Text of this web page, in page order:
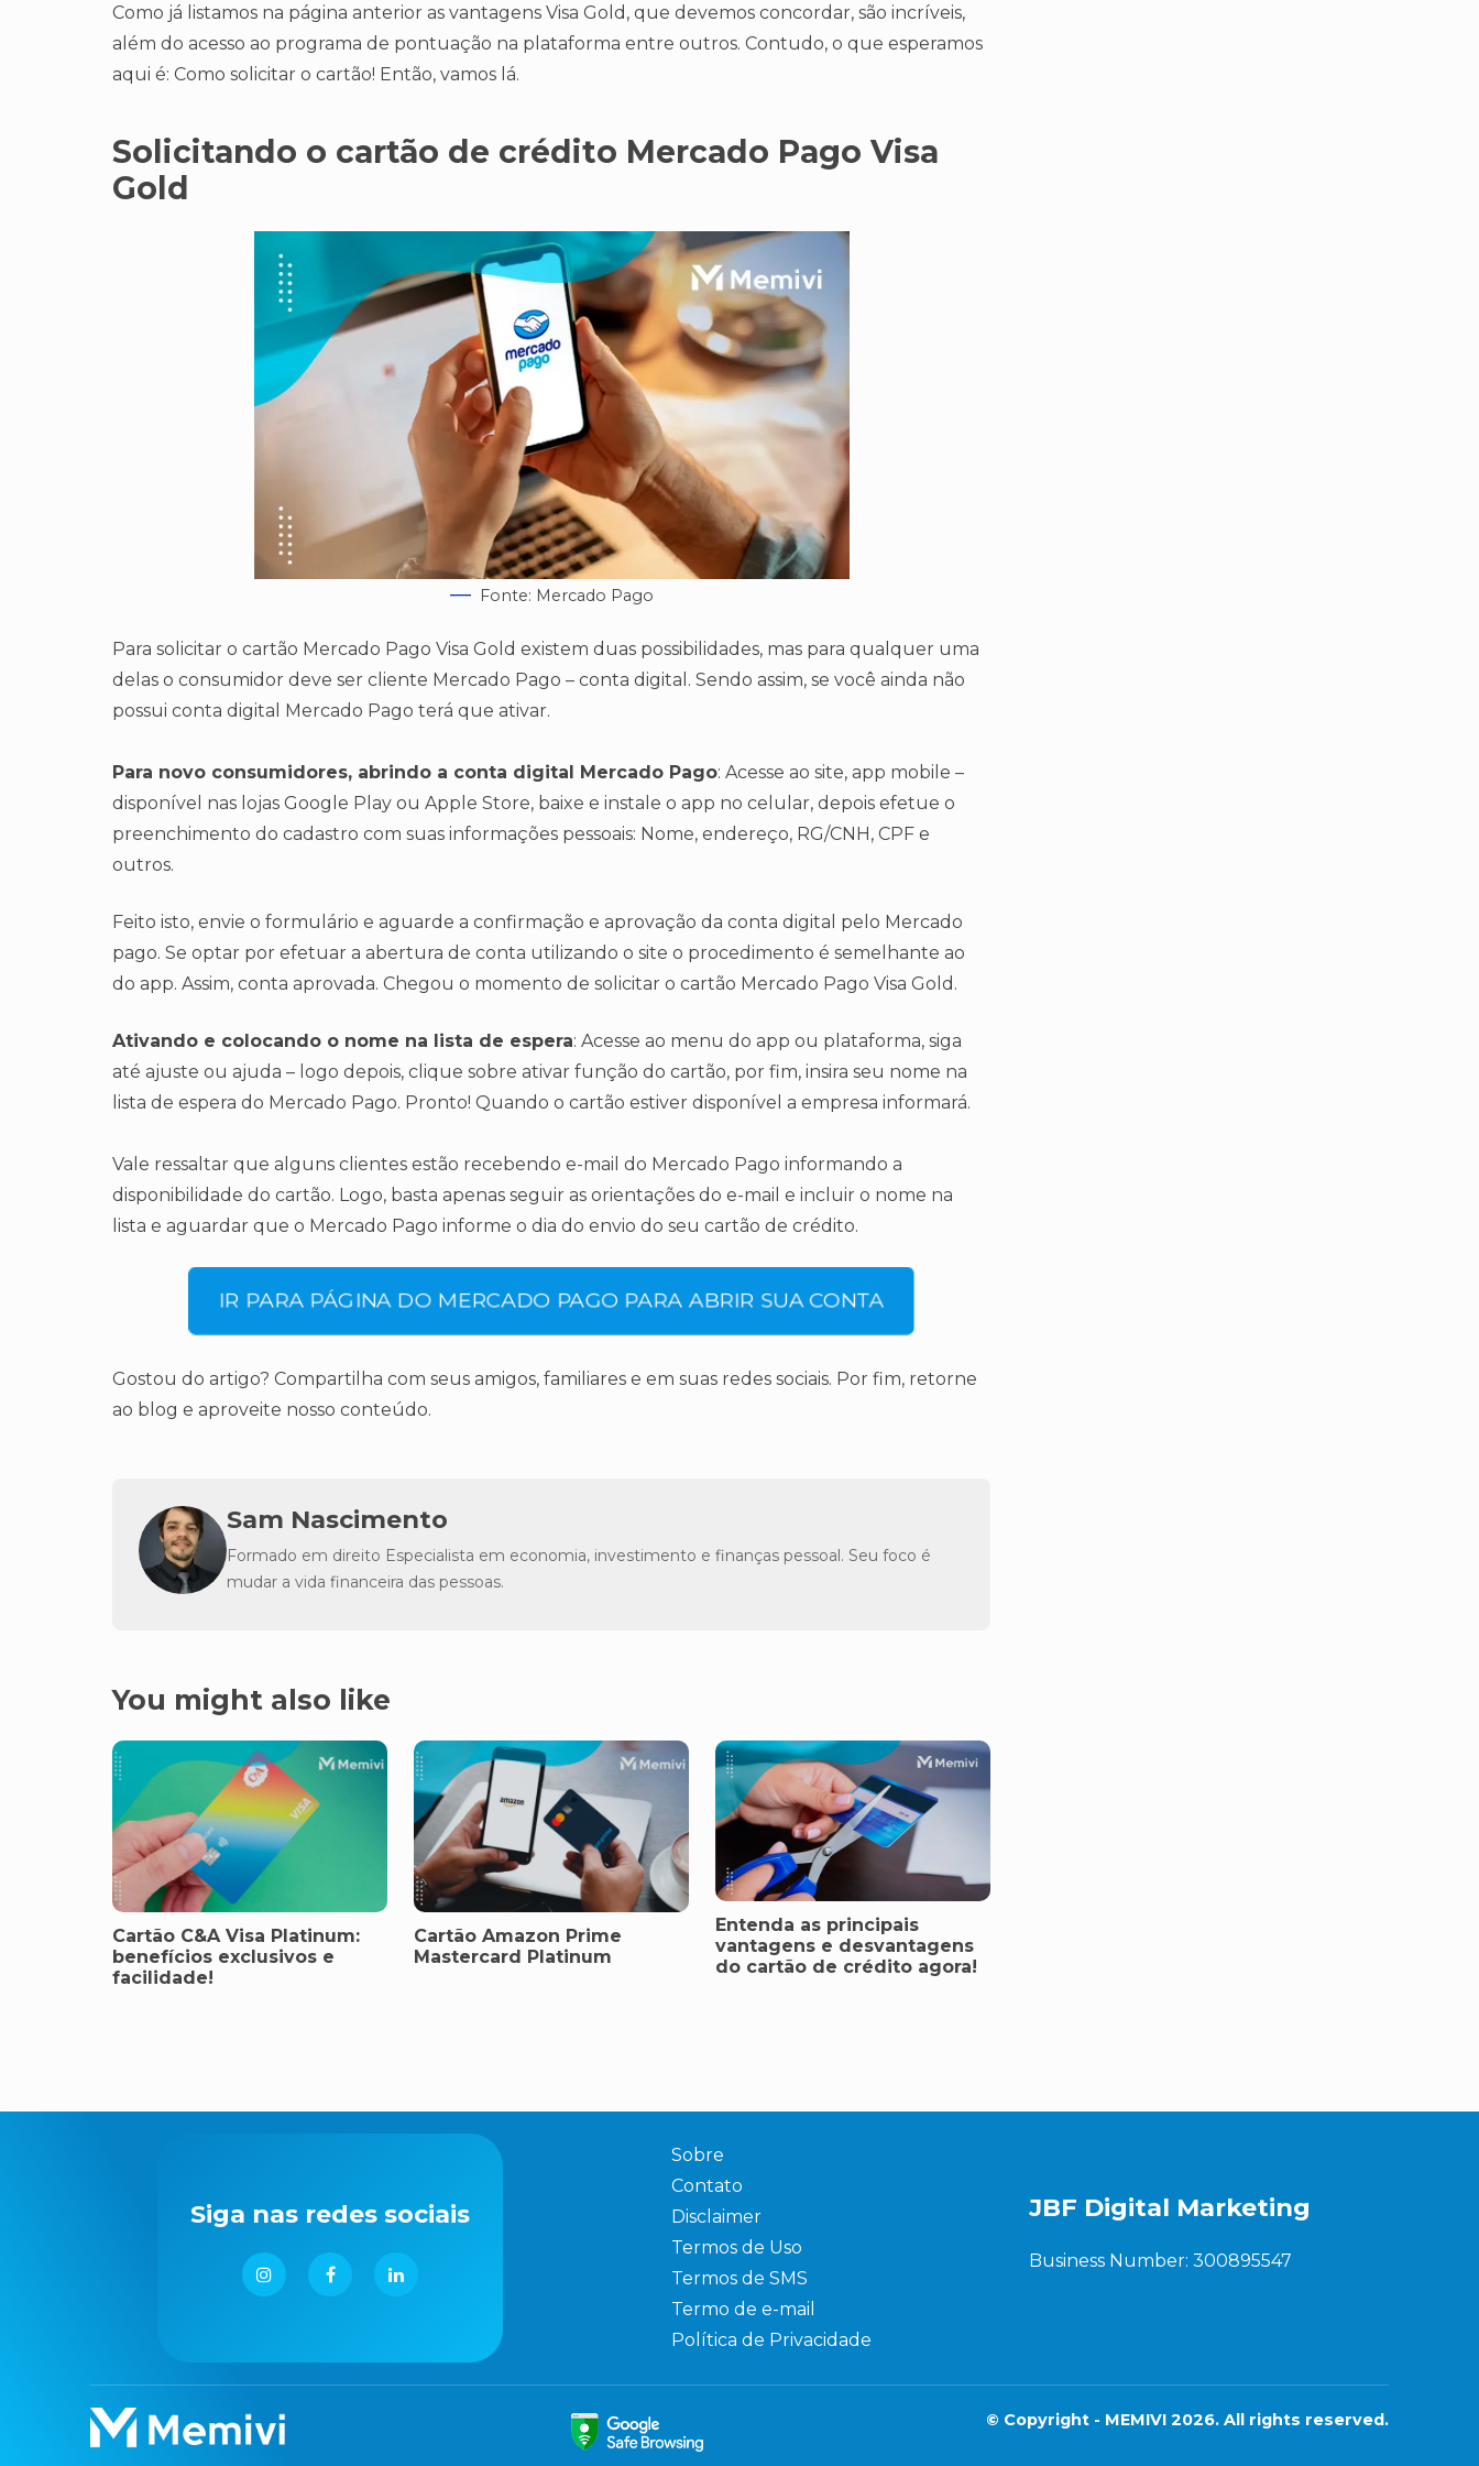
Como já listamos na página anterior as vantagens Visa Gold, que devemos concordar, são incríveis,
além do acesso ao programa de pontuação na plataforma entre outros. Contudo, o que esperamos
aqui é: Como solicitar o cartão! Então, vamos lá.
Solicitando o cartão de crédito Mercado Pago Visa
Gold
Fonte: Mercado Pago
Para solicitar o cartão Mercado Pago Visa Gold existem duas possibilidades, mas para qualquer uma
delas o consumidor deve ser cliente Mercado Pago – conta digital. Sendo assim, se você ainda não
possui conta digital Mercado Pago terá que ativar.
Para novo consumidores, abrindo a conta digital Mercado Pago: Acesse ao site, app mobile –
disponível nas lojas Google Play ou Apple Store, baixe e instale o app no celular, depois efetue o
preenchimento do cadastro com suas informações pessoais: Nome, endereço, RG/CNH, CPF e
outros.
Feito isto, envie o formulário e aguarde a confirmação e aprovação da conta digital pelo Mercado
pago. Se optar por efetuar a abertura de conta utilizando o site o procedimento é semelhante ao
do app. Assim, conta aprovada. Chegou o momento de solicitar o cartão Mercado Pago Visa Gold.
Ativando e colocando o nome na lista de espera: Acesse ao menu do app ou plataforma, siga
até ajuste ou ajuda – logo depois, clique sobre ativar função do cartão, por fim, insira seu nome na
lista de espera do Mercado Pago. Pronto! Quando o cartão estiver disponível a empresa informará.
Vale ressaltar que alguns clientes estão recebendo e-mail do Mercado Pago informando a
disponibilidade do cartão. Logo, basta apenas seguir as orientações do e-mail e incluir o nome na
lista e aguardar que o Mercado Pago informe o dia do envio do seu cartão de crédito.
IR PARA PÁGINA DO MERCADO PAGO PARA ABRIR SUA CONTA
Gostou do artigo? Compartilha com seus amigos, familiares e em suas redes sociais. Por fim, retorne
ao blog e aproveite nosso conteúdo.
Sam Nascimento
Formado em direito Especialista em economia, investimento e finanças pessoal. Seu foco é
mudar a vida financeira das pessoas.
You might also like
Cartão C&A Visa Platinum:
benefícios exclusivos e
facilidade!
Cartão Amazon Prime
Mastercard Platinum
Entenda as principais
vantagens e desvantagens
do cartão de crédito agora!
Siga nas redes sociais
Sobre
Contato
Disclaimer
Termos de Uso
Termos de SMS
Termo de e-mail
Política de Privacidade
JBF Digital Marketing
Business Number: 300895547
© Copyright - MEMIVI 2026. All rights reserved.